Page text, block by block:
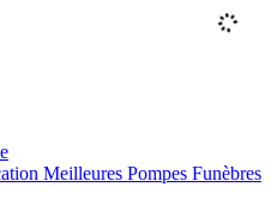
Meilleures Pompes Funèbres